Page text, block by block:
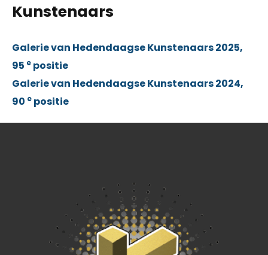
Kunstenaars
Galerie van Hedendaagse Kunstenaars 2025,
95 e positie
Galerie van Hedendaagse Kunstenaars 2024,
90 e positie